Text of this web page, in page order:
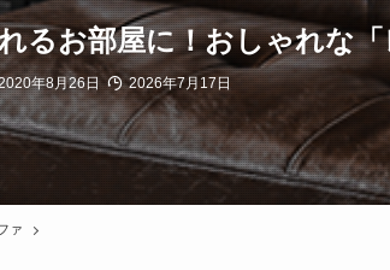
るお部屋に！おしゃれな
年8月26日 2026年7月17日
ァ